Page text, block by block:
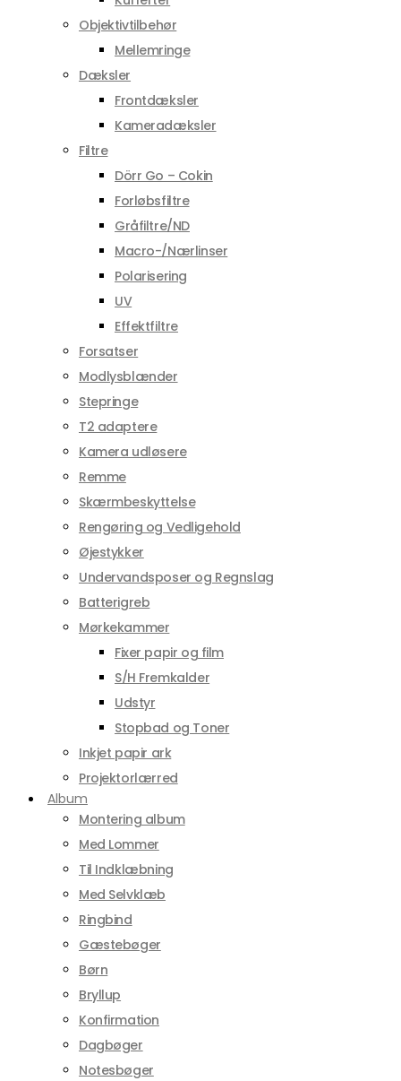
Objektivtilbehør
Mellemringe
Dæksler
Frontdæksler
Kameradæksler
Filtre
Dörr Go – Cokin
Forløbsfiltre
Gråfiltre/ND
Macro-/Nærlinser
Polarisering
UV
Effektfiltre
Forsatser
Modlysblænder
Stepringe
T2 adaptere
Kamera udløsere
Remme
Skærmbeskyttelse
Rengøring og Vedligehold
Øjestykker
Undervandsposer og Regnslag
Batterigreb
Mørkekammer
Fixer papir og film
S/H Fremkalder
Udstyr
Stopbad og Toner
Inkjet papir ark
Projektorlærred
Album
Montering album
Med Lommer
Til Indklæbning
Med Selvklæb
Ringbind
Gæstebøger
Børn
Bryllup
Konfirmation
Dagbøger
Notesbøger